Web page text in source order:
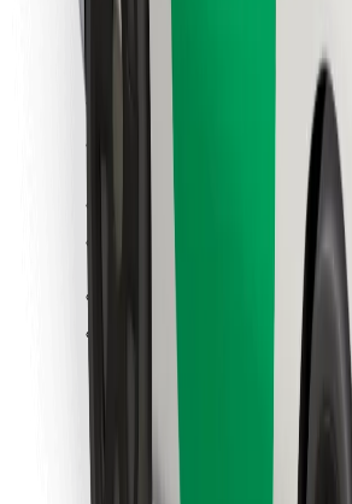
მომწოდებლები
წესები და პირობები
Cookies
მიიღე მომსახურება რამდენიმე
იპოვე შენი საყვარელი კერძები!
გადმოწერე Bolt Food